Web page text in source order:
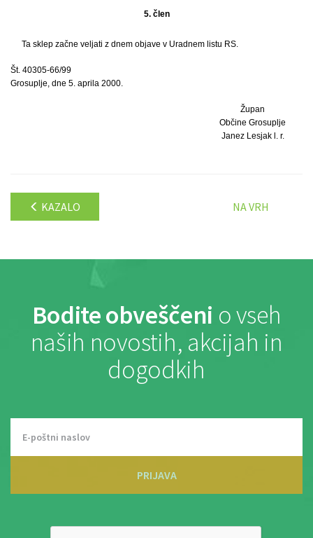
5. člen
Ta sklep začne veljati z dnem objave v Uradnem listu RS.
Št. 40305-66/99
Grosuplje, dne 5. aprila 2000.
Župan
Občine Grosuplje
Janez Lesjak l. r.
KAZALO NA VRH
Bodite obveščeni o vseh
naših novostih, akcijah in
dogodkih
PRIJAVA